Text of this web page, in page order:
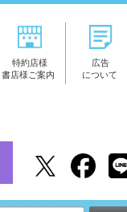
特約店様
書店様ご案内
広告
について